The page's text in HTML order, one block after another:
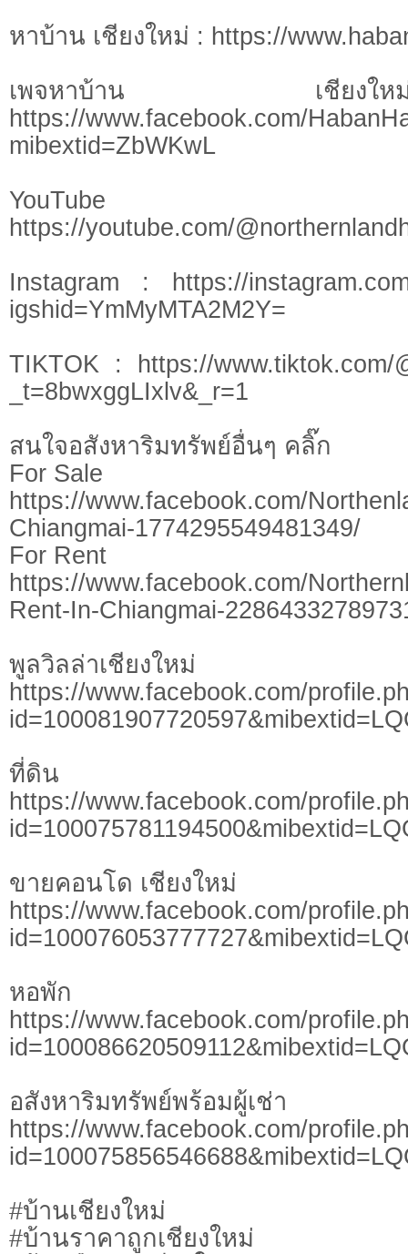
หาบ้าน เชียงใหม่ : https://
เพจหาบ้าน เชี
https://www.facebook.com/
mibextid=ZbWKwL
https://youtube.com/
Instagram : https://
igshid=YmMyMTA2M2Y=
TIKTOK : https://www.tiktok.com/
_t=8bwxggLIxlv&_r=1
สนใจอสังหาริมทรัพย์อื่นๆ คลิ๊ก
For Sale
https://www.facebook.com/
Chiangmai-1774295549481349/
​​For ​Rent
https://www.facebook.com/
Rent-In-Chiangmai-
พูลวิลล่าเชียงใหม่
https://www.facebook.com/
ที่ดิน
https://www.facebook.com/
ขายคอนโด เชียงใหม่
https://www.facebook.com/
หอพัก
https://www.facebook.com/
อสังหาริมทรัพย์พร้อมผู้เช่า
https://www.facebook.com/
#บ้านเชียงใหม่
#บ้านราคาถูกเชียงใหม่